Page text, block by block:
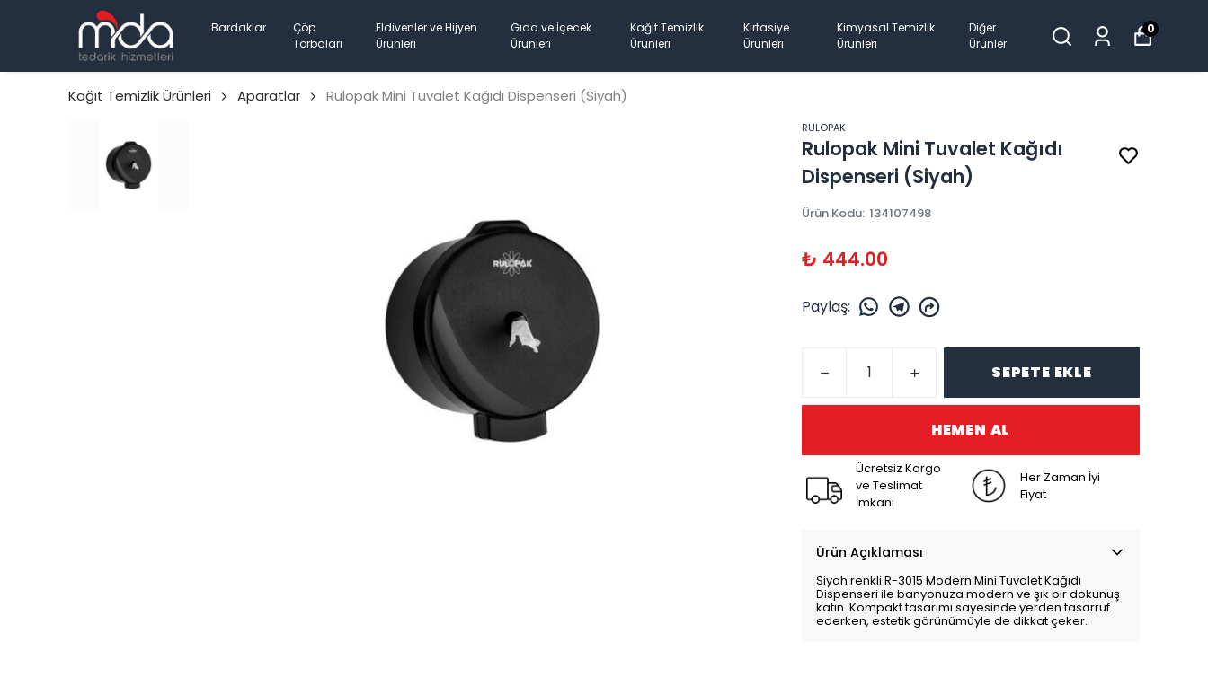
Bardaklar
Çöp
Torbaları
Eldivenler ve Hijyen
Ürünleri
Gıda ve İçecek
Ürünleri
Kağıt Temizlik
Ürünleri
Kırtasiye
Ürünleri
Kimyasal Temizlik
Ürünleri
Diğer
Ürünler
0
Kağıt Temizlik Ürünleri Aparatlar Rulopak Mini Tuvalet Kağıdı Dispenseri (Siyah)
RULOPAK
Rulopak Mini Tuvalet Kağıdı
Dispenseri (Siyah)
Ürün Kodu: 134107498
₺ 444.00
Paylaş:
SEPETE EKLE
HEMEN AL
Ücretsiz Kargo
ve Teslimat
İmkanı
Her Zaman İyi
Fiyat
Ürün Açıklaması
Siyah renkli R-3015 Modern Mini Tuvalet Kağıdı
Dispenseri ile banyonuza modern ve şık bir dokunuş
katın. Kompakt tasarımı sayesinde yerden tasarruf
ederken, estetik görünümüyle de dikkat çeker.